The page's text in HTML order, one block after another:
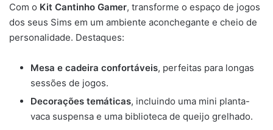
Com o Kit Cantinho Gamer, transforme o espaço de jogos
dos seus Sims em um ambiente aconchegante e cheio de
personalidade. Destaques:
Mesa e cadeira confortáveis, perfeitas para longas
sessões de jogos.
Decorações temáticas, incluindo uma mini planta-
vaca suspensa e uma biblioteca de queijo grelhado.